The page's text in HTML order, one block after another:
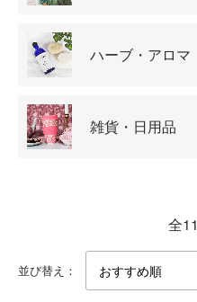
ハーブ・アロマ
雑貨・日用品
全
並び替え：